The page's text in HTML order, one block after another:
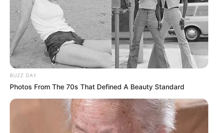
BUZZ DAY
Photos From The 70s That Defined A Beauty Standard